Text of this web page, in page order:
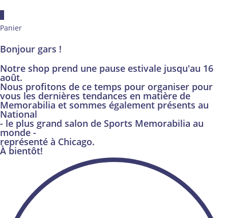
Panier
Bonjour gars !
Notre shop prend une pause estivale jusqu'au 16
août.
Nous profitons de ce temps pour organiser pour
vous les dernières tendances en matière de
Memorabilia et sommes également présents au
National
- le plus grand salon de Sports Memorabilia au
monde -
représenté à Chicago.
À bientôt!